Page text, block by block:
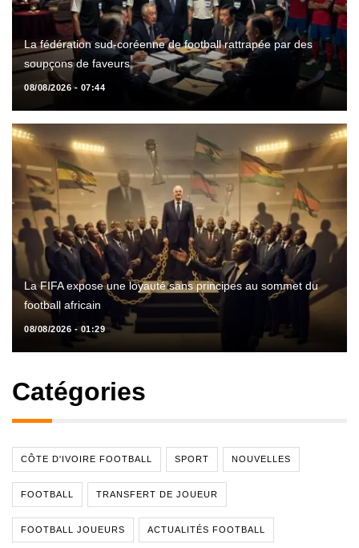
La fédération sud-coréenne de football rattrapée par des
soupçons de faveurs
08/08/2026 - 07:44
La FIFA expose une loyauté sans principes au sommet du
football africain
08/08/2026 - 01:29
Catégories
CÔTE D'IVOIRE FOOTBALL SPORT NOUVELLES
FOOTBALL TRANSFERT DE JOUEUR
FOOTBALL JOUEURS ACTUALITÉS FOOTBALL